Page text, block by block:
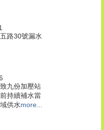
路30號漏水
九份加壓站
持續補水當
供水more...